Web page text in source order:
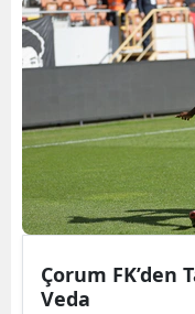
Çorum FK’den
Veda